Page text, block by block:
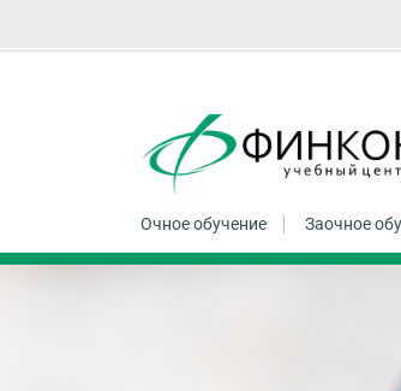
Очное обучение Заочное